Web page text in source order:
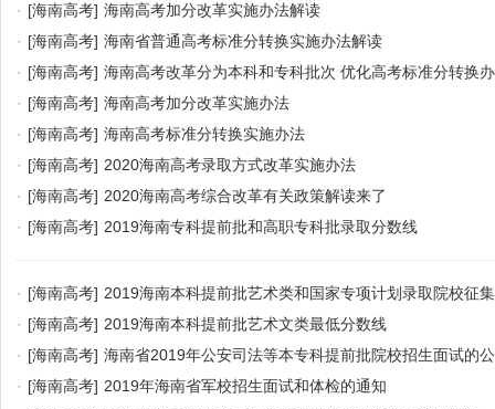
· [海南高考] 海南高考加分改革实施办法解读
· [海南高考] 海南省普通高考标准分转换实施办法解读
· [海南高考] 海南高考改革分为本科和专科批次 优化高考标准分转换
· [海南高考] 海南高考加分改革实施办法
· [海南高考] 海南高考标准分转换实施办法
· [海南高考] 2020海南高考录取方式改革实施办法
· [海南高考] 2020海南高考综合改革有关政策解读来了
· [海南高考] 2019海南专科提前批和高职专科批录取分数线
· [海南高考] 2019海南本科提前批艺术类和国家专项计划录取院校征
· [海南高考] 2019海南本科提前批艺术文类最低分数线
· [海南高考] 海南省2019年公安司法等本专科提前批院校招生面试的
· [海南高考] 2019年海南省军校招生面试和体检的通知